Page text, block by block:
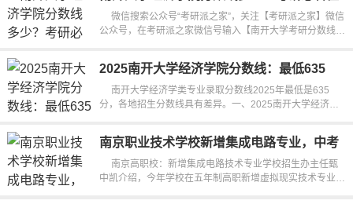
年录取线
微信搜索公众号“考研派之家”，关注【考研派之家】微信
公众号，在考研派之家微信号输入【南开大学考研分数线、
2025南开大学经济学院分数线：最低635
分，各省录取汇总
南开大学经济学类专业录取分数线2025年最低是635
分，各地招生分数线具有差异。一、2025南开大学经济学
南京职业技术学校新增集成电路专业，中考
后报志愿必看
南京高职校：新增集成电路技术专业学校招生办主任甄
中凯介绍，今年学校在五年制高职新增虚拟现实技术专业，